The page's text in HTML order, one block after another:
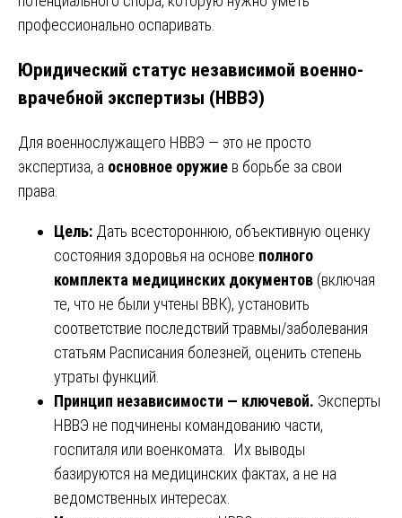
профессионально оспаривать.
Юридический статус независимой военно-
врачебной экспертизы (НВВЭ)
Для военнослужащего НВВЭ — это не просто
экспертиза, а основное оружие в борьбе за свои
права.
Цель: Дать всестороннюю, объективную оценку
состояния здоровья на основе полного
комплекта медицинских документов (включая
те, что не были учтены ВВК), установить
соответствие последствий травмы/заболевания
статьям Расписания болезней, оценить степень
утраты функций.
Принцип независимости — ключевой. Эксперты
НВВЭ не подчинены командованию части,
госпиталя или военкомата. Их выводы
базируются на медицинских фактах, а не на
ведомственных интересах.